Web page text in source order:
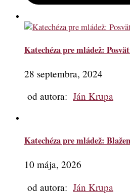
Katechéza pre mládež:
28 septembra, 2024
od autora: Ján Krupa
Katechéza pre mládež:
10 mája, 2026
od autora: Ján Krupa